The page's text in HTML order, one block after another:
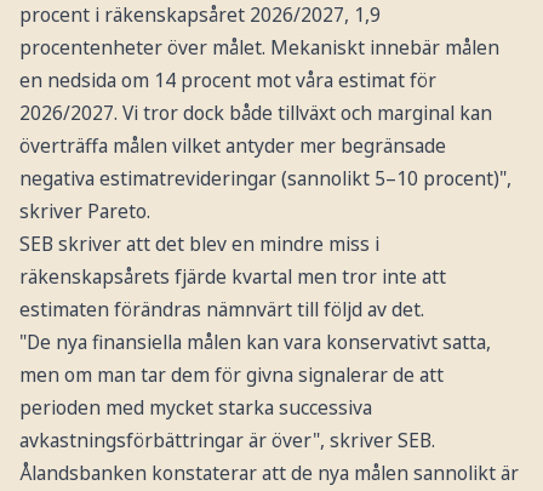
procent i räkenskapsåret 2026/2027, 1,9
procentenheter över målet. Mekaniskt innebär målen
en nedsida om 14 procent mot våra estimat för
2026/2027. Vi tror dock både tillväxt och marginal kan
överträffa målen vilket antyder mer begränsade
negativa estimatrevideringar (sannolikt 5–10 procent)",
skriver Pareto.
SEB skriver att det blev en mindre miss i
räkenskapsårets fjärde kvartal men tror inte att
estimaten förändras nämnvärt till följd av det.
"De nya finansiella målen kan vara konservativt satta,
men om man tar dem för givna signalerar de att
perioden med mycket starka successiva
avkastningsförbättringar är över", skriver SEB.
Ålandsbanken konstaterar att de nya målen sannolikt är